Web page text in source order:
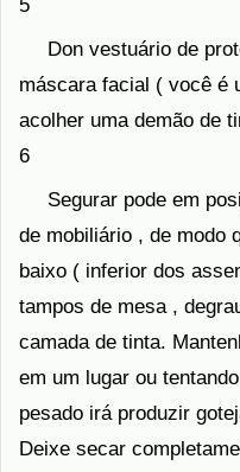
5
Don vestuário de
máscara facial ( você é
acolher uma demão de
6
Segurar pode em
de mobiliário , de modo
baixo ( inferior dos
tampos de mesa ,
camada de tinta.
em um lugar ou
pesado irá produzir
Deixe secar